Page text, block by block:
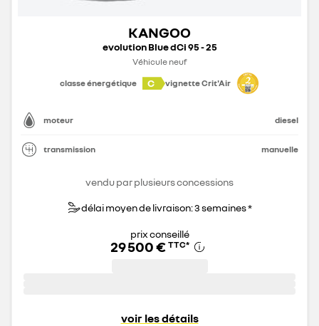
KANGOO
evolution Blue dCi 95 - 25
Véhicule neuf
classe énergétique
C vignette Crit'Air
moteur diesel
transmission manuelle
vendu par plusieurs concessions
délai moyen de livraison: 3 semaines *
prix conseillé
29 500 € TTC*
voir les détails